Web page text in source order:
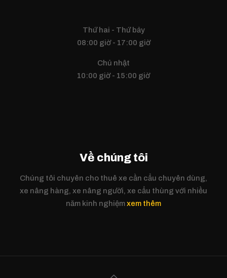
Thứ hai - Thứ bảy
08:00 giờ - 17:00 giờ
Chủ nhật
10:00 giờ - 15:00 giờ
Về chúng tôi
Chúng tôi chuyên cho thuê xe cần cẩu chuyên dùng,
xe nâng hàng, xe nâng người, xe cẩu thùng với nhiều
năm kinh nghiệmxem thêm